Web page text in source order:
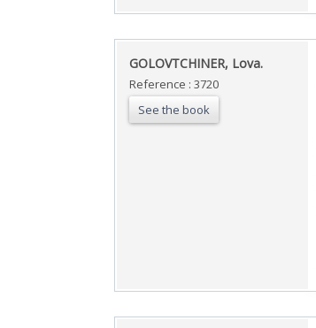
‎GOLOVTCHINER, Lova.‎
Reference : 3720
See the book